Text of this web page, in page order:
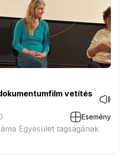
vetítés
Esemény
Egyesület tagságának